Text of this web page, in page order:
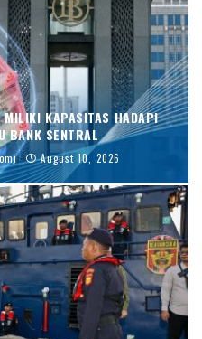
MILIKI KAPASITAS HADAPI
BANK SENTRAL
August 10, 2026